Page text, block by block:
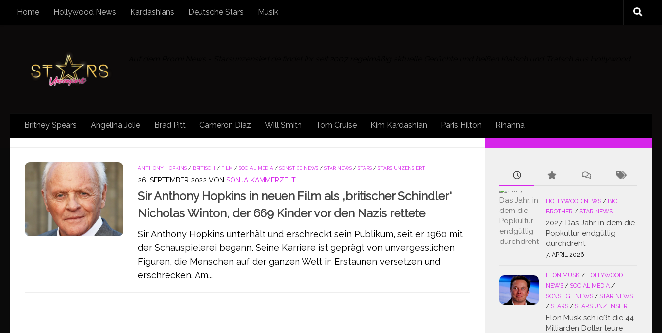
Zum Inhalt springen
Home Hollywood News Kardashians Deutsche Stars Musik
Britney Spears Angelina Jolie Brad Pitt Cameron Diaz Will Smith Tom Cruise Kim Kardashian Paris Hilton Rihanna
KATEGORIE: ANTHONY HOPKINS
ANTHONY HOPKINS / BRITISCH / FILM / SOCIAL MEDIA / SONSTIGE NEWS / STAR NEWS / STARS / STARS UNZENSIERT
26. SEPTEMBER 2022 VON SONJA KAMMERZELT
Sir Anthony Hopkins in neuen Film als ‚britischer Schindler‘
Nicholas Winton, der 669 Kinder vor den Nazis rettete
Sir Anthony Hopkins unterhält und erschreckt sein Publikum, seit er 1960 mit
der Schauspielerei begann. Seine Karriere ist geprägt von unvergesslichen
Figuren, die Menschen auf der ganzen Welt in Erstaunen versetzen und
erschrecken. Am...
HOLLYWOOD NEWS / BIG
BROTHER / STAR NEWS
2027: Das Jahr, in dem die
Popkultur endgültig
durchdreht
7. APRIL 2026
ELON MUSK / HOLLYWOOD
NEWS / SOCIAL MEDIA /
SONSTIGE NEWS / STAR NEWS
/ STARS / STARS UNZENSIERT
Elon Musk schließt die 44
Milliarden Dollar teure